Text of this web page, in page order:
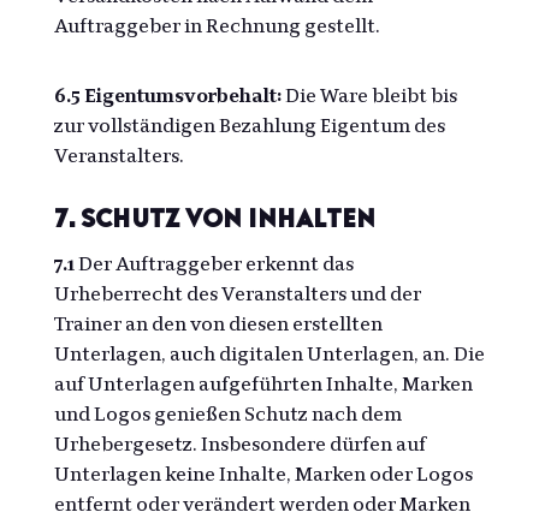
Auftraggeber in Rechnung gestellt.
6.5 Eigentumsvorbehalt:Die Ware bleibt bis
zur vollständigen Bezahlung Eigentum des
Veranstalters.
7. Schutz von Inhalten
7.1Der Auftraggeber erkennt das
Urheberrecht des Veranstalters und der
Trainer an den von diesen erstellten
Unterlagen, auch digitalen Unterlagen, an. Die
auf Unterlagen aufgeführten Inhalte, Marken
und Logos genießen Schutz nach dem
Urhebergesetz. Insbesondere dürfen auf
Unterlagen keine Inhalte, Marken oder Logos
entfernt oder verändert werden oder Marken